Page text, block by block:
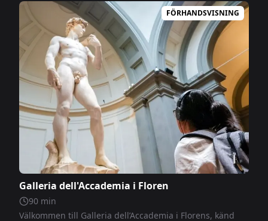
FÖRHANDSVISNING
Galleria dell'Accademia i Floren
90 min
Välkommen till Galleria dell’Accademia i Florens, känd